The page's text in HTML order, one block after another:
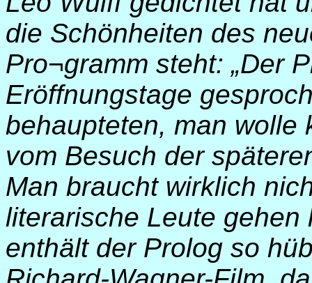
die Schönheiten des
Pro¬gramm steht: „Der
Eröffnungstage
behaupteten, man wolle
vom Besuch der
Man braucht wirklich
literarische Leute
enthält der Prolog so